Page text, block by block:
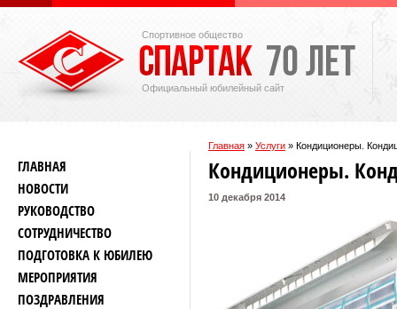
Спортивное общество
Официальный юбилейный сайт
Главная » Услуги » Кондиционеры.
ГЛАВНАЯ
НОВОСТИ
РУКОВОДСТВО
СОТРУДНИЧЕСТВО
ПОДГОТОВКА К ЮБИЛЕЮ
МЕРОПРИЯТИЯ
ПОЗДРАВЛЕНИЯ
Кондиционеры.
10 декабря 2014